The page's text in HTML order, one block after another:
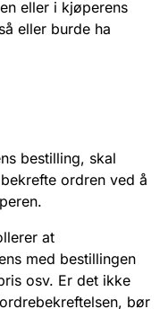
eller i kjøperens
eller burde ha
bestilling, skal
ordren ved å
at
med bestillingen
osv. Er det ikke
bør